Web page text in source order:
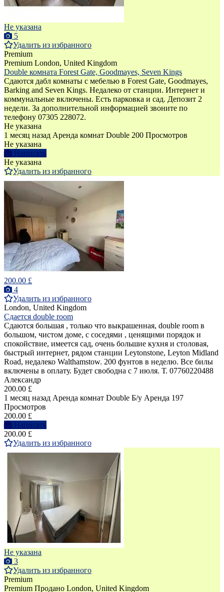
Не указана
5
Удалить из избранного
Premium
Premium London, United Kingdom
Double комната Forest Gate, Goodmayes, Seven Kings
Сдаются дабл комнаты с мебелью в Forest Gate, Goodmayes,
Barking and Seven Kings. Недалеко от станции. Интернет и
коммунальные включены. Есть парковка и сад. Депозит 2
недели. За дополнительной информацией звоните по
телефону 07305 228072.
Не указана
1 месяц назад Аренда комнат Double 200 Просмотров
Не указана
Написать
Не указана
Удалить из избранного
200.00 £
4
Удалить из избранного
London, United Kingdom
Сдается double room
Сдаются большая , только что выкрашенная, double room в
большом, чистом доме, с соседями , ценящими порядок и
спокойствие, имеется сад, очень большие кухня и столовая,
быстрый интернет, рядом станции Leytonstone, Leyton Midland
Road, недалеко Walthamstow. 200 фунтов в неделю. Все билы
включены в оплату. Будет свободна с 7 июля. Т. 07760220488
Александр
200.00 £
1 месяц назад Аренда комнат Double Б/у Аренда 197
Просмотров
200.00 £
Написать
200.00 £
Удалить из избранного
Не указана
3
Удалить из избранного
Premium
Premium Продано London, United Kingdom